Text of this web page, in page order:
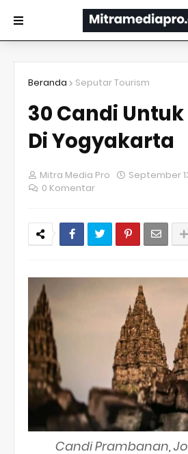
Beranda Seputar Tourism
30 Candi
Di Yogyakarta
Mitra Media Pro
September
0 Komentar
Candi Prambanan,